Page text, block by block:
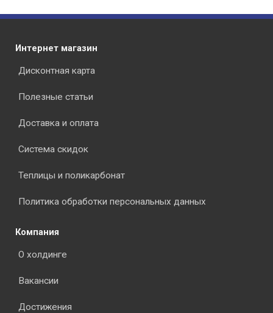
Интернет магазин
Дисконтная карта
Полезные статьи
Доставка и оплата
Система скидок
Теплицы и поликарбонат
Политика обработки персональных данных
Компания
О холдинге
Вакансии
Достижения